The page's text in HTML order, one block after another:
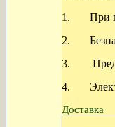
1. При
2.
3.
4.
Доставка